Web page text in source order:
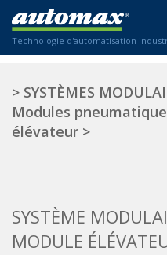
Technologie d'automatisation
Actionneurs électriques
Actionneurs normalisés
> SYSTÈMES
Modules
élévateur >
SYSTÈME
MODULE